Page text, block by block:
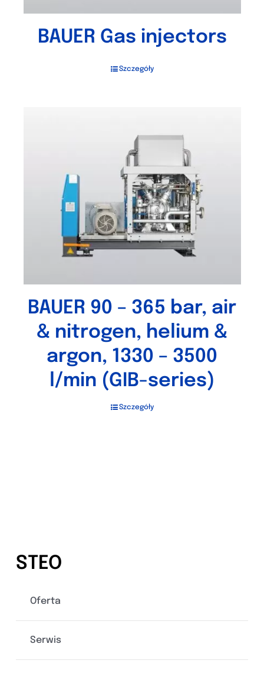
BAUER Gas injectors
Szczegóły
BAUER 90 – 365 bar, air
& nitrogen, helium &
argon, 1330 – 3500
l/min (GIB-series)
Szczegóły
STEO
Oferta
Serwis